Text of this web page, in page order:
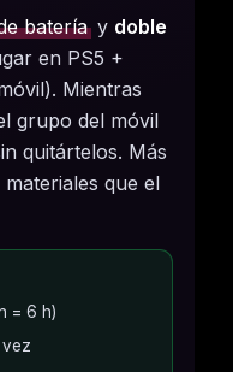
batería y doble
en PS5 +
Mientras
grupo del móvil
quitártelos. Más
que el
= 6 h)